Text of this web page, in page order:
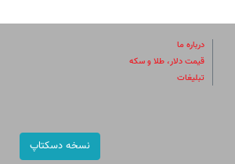
درباره ما
قیمت دلار، طلا و سکه
تبلیغات
نسخه دسکتاپ